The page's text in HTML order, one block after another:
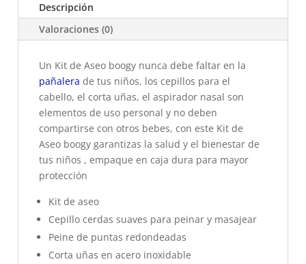
Descripción
Valoraciones (0)
Un Kit de Aseo boogy nunca debe faltar en la
pañalera de tus niños, los cepillos para el
cabello, el corta uñas, el aspirador nasal son
elementos de uso personal y no deben
compartirse con otros bebes, con este Kit de
Aseo boogy garantizas la salud y el bienestar de
tus niños , empaque en caja dura para mayor
protección
Kit de aseo
Cepillo cerdas suaves para peinar y masajear
Peine de puntas redondeadas
Corta uñas en acero inoxidable